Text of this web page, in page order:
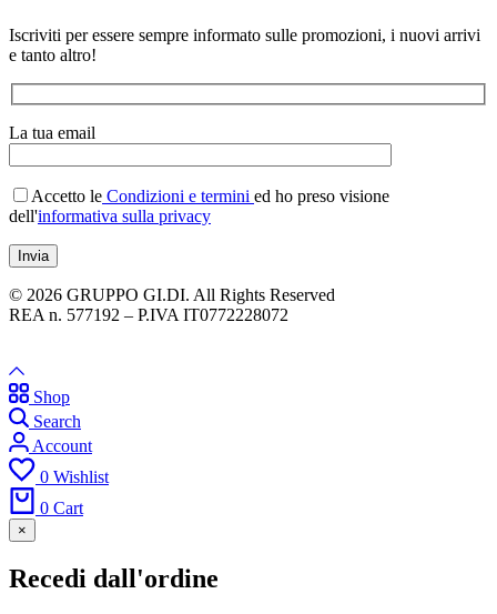
Iscriviti per essere sempre informato sulle promozioni, i nuovi arrivi
e tanto altro!
La tua email
Accetto le Condizioni e termini ed ho preso visione
dell'informativa sulla privacy
© 2026 GRUPPO GI.DI. All Rights Reserved
REA n. 577192 – P.IVA IT0772228072
Shop
Search
Account
0 Wishlist
0 Cart
×
Recedi dall'ordine